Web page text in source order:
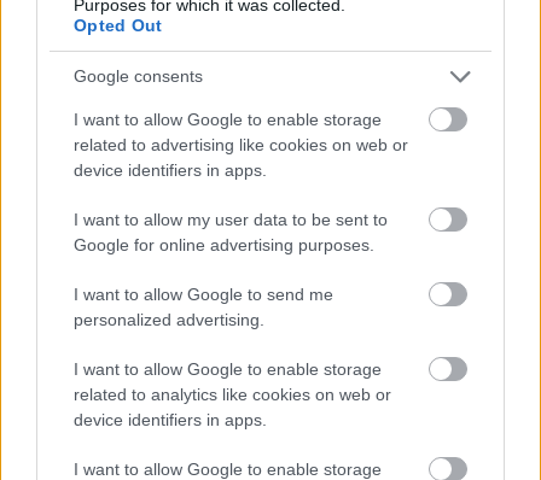
Purposes for which it was collected.
Opted Out
Google consents
I want to allow Google to enable storage
related to advertising like cookies on web or
device identifiers in apps.
I want to allow my user data to be sent to
Google for online advertising purposes.
I want to allow Google to send me
personalized advertising.
I want to allow Google to enable storage
related to analytics like cookies on web or
device identifiers in apps.
I want to allow Google to enable storage
Mi épül?
Belváros-Lipótváros
játszótér
Város-Teampannon Kereskedelmi és Szolgáltató Kft.
parkfelújítás